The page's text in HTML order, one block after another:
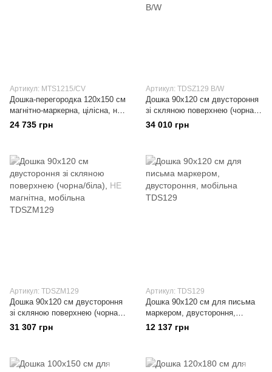
Артикул: MTS1215/CV
Дошка-перегородка 120x150 см
магнітно-маркерна, цілісна, на
колісчатках
24 735 грн
Артикул: TDSZ129 B/W
Дошка 90x120 см двустороння
зі скляною поверхнею (чорна/
біла), магнітна, мобільна
34 010 грн
Артикул: TDSZM129
Дошка 90x120 см двустороння
зі скляною поверхнею (чорна/
біла), НЕ магнітна, мобільна
31 307 грн
Артикул: TDS129
Дошка 90x120 см для письма
маркером, двустороння,
мобільна
12 137 грн